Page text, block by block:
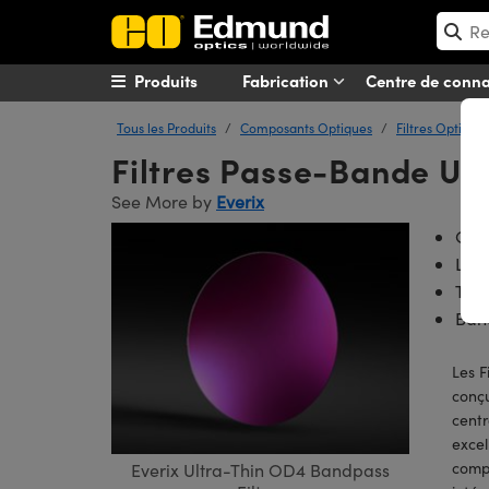
Fabrication Centre de
Produits
Tous les Produits Composants Optiques Filtres Optiques
Filtres Passe-Bande
See More by Everix
Everix Ultra-Thin OD4 Bandpass
Les